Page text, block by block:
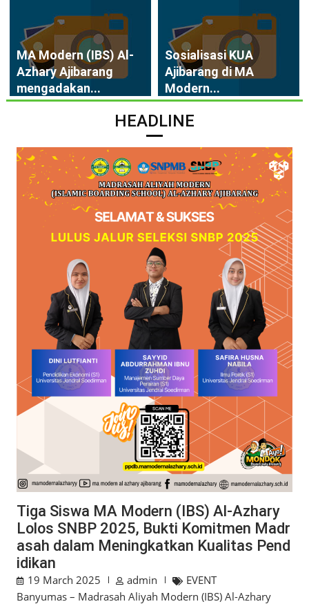
MA Modern (IBS) Al-
Azhary Ajibarang
mengadakan...
Sosialisasi KUA
Ajibarang di MA
Modern...
HEADLINE
Tiga Siswa MA Modern (IBS) Al-Azhary
Lolos SNBP 2025, Bukti Komitmen Madr
asah dalam Meningkatkan Kualitas Pend
idikan
19 March 2025 admin
EVENT
Banyumas – Madrasah Aliyah Modern (IBS) Al-Azhary